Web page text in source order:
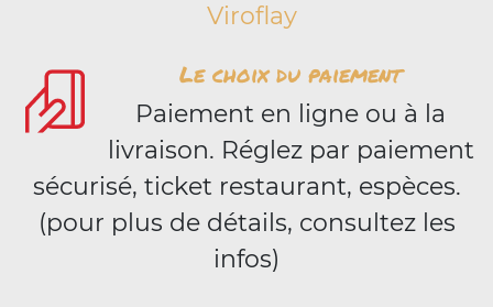
Viroflay
Le choix du paiement
Paiement en ligne ou à la
livraison. Réglez par paiement
sécurisé, ticket restaurant, espèces.
(pour plus de détails, consultez les
infos)